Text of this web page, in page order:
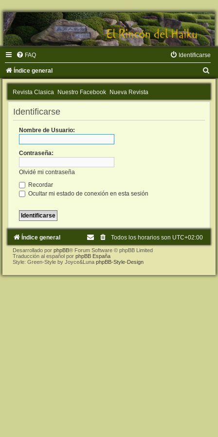
FAQ Identificarse
Índice general
u
Revista Clasica Nuestro Facebook Nueva Revista
Identificarse
Nombre de Usuario:
Contraseña:
Olvidé mi contraseña
Recordar
Ocultar mi estado de conexión en esta sesión
Índice general Todos los horarios son UTC+02:00
Desarrollado por phpBB® Forum Software © phpBB Limited
Traducción al español por phpBB España
Style: Green-Style by Joyce&Luna phpBB-Style-Design